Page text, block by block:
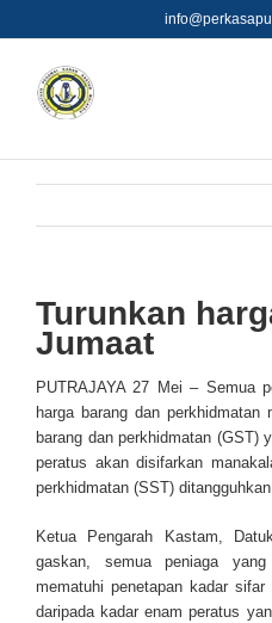
to
Turunkan
Jumaat
PUTRAJAYA 27 Mei – Semua
harga barang dan
barang dan perkhidmatan (GST)
pera­tus akan disifarkan
perkhidmatan (SST)
Ketua Pengarah Kastam,
gaskan, semua peniaga
mematuhi penetapan kadar
daripada kadar enam peratus